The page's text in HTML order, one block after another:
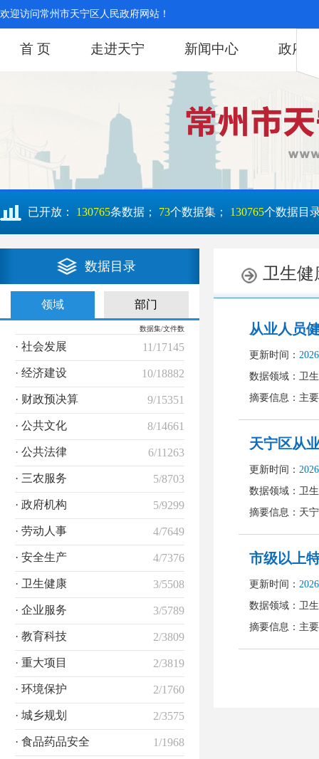
欢迎访问常州市天宁区人民政府网站！
首 页 走进天宁 新闻中心 政府
已开放： 130765条数据； 73个数据集； 130765个数据目
数据目录
领域 部门
数据集/文件数
· 社会发展 11/17145
· 经济建设 10/18882
· 财政预决算 9/15351
· 公共文化 8/14661
· 公共法律 6/11263
· 三农服务 5/8703
· 政府机构 5/9299
· 劳动人事 4/7649
· 安全生产 4/7376
· 卫生健康 3/5508
· 企业服务 3/5789
· 教育科技 2/3809
· 重大项目 2/3819
· 环境保护 2/1760
· 城乡规划 2/3575
· 食品药品安全 1/1968